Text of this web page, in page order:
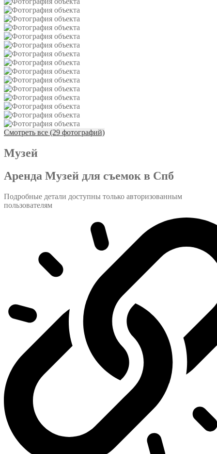
Смотреть все (29 фотографий)
Музей
Аренда Музей для съемок в Спб
Подробные детали доступны только авторизованным
пользователям